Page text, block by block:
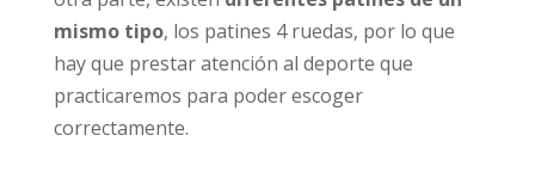
mismo tipo, los patines 4 ruedas, por lo que
hay que prestar atención al deporte que
practicaremos para poder escoger
correctamente.